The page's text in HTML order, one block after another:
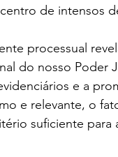
de intensos
processual
do nosso Poder
e a
e relevante, o
suficiente para